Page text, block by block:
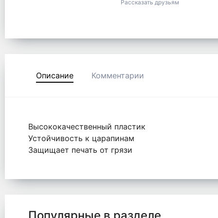
Рассказать друзьям
Описание Комментарии
Высококачественный пластик
Устойчивость к царапинам
Защищает печать от грязи